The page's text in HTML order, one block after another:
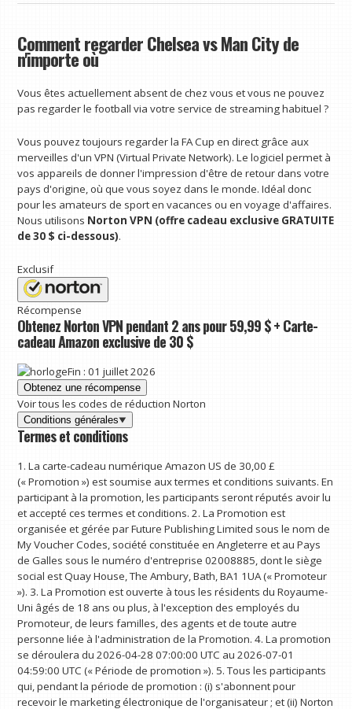
Comment regarder Chelsea vs Man City de
n'importe où
Vous êtes actuellement absent de chez vous et vous ne pouvez
pas regarder le football via votre service de streaming habituel ?
Vous pouvez toujours regarder la FA Cup en direct grâce aux
merveilles d'un VPN (Virtual Private Network). Le logiciel permet à
vos appareils de donner l'impression d'être de retour dans votre
pays d'origine, où que vous soyez dans le monde. Idéal donc
pour les amateurs de sport en vacances ou en voyage d'affaires.
Nous utilisons Norton VPN (offre cadeau exclusive GRATUITE
de 30 $ ci-dessous).
Exclusif
Récompense
Obtenez Norton VPN pendant 2 ans pour 59,99 $ +Carte-
cadeau Amazon exclusive de 30 $
Fin : 01 juillet 2026
Obtenez une récompense
Voir tous les codes de réduction Norton
Conditions générales
Termes et conditions
1. La carte-cadeau numérique Amazon US de 30,00 £
(« Promotion ») est soumise aux termes et conditions suivants. En
participant à la promotion, les participants seront réputés avoir lu
et accepté ces termes et conditions. 2. La Promotion est
organisée et gérée par Future Publishing Limited sous le nom de
My Voucher Codes, société constituée en Angleterre et au Pays
de Galles sous le numéro d'entreprise 02008885, dont le siège
social est Quay House, The Ambury, Bath, BA1 1UA (« Promoteur
»). 3. La Promotion est ouverte à tous les résidents du Royaume-
Uni âgés de 18 ans ou plus, à l'exception des employés du
Promoteur, de leurs familles, des agents et de toute autre
personne liée à l'administration de la Promotion. 4. La promotion
se déroulera du 2026-04-28 07:00:00 UTC au 2026-07-01
04:59:00 UTC (« Période de promotion »). 5. Tous les participants
qui, pendant la période de promotion : (i) s'abonnent pour
recevoir le marketing électronique de l'organisateur ; et (ii) Norton